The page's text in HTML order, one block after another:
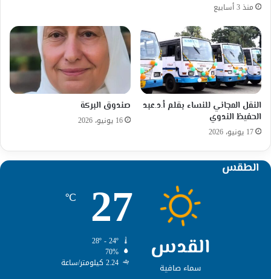
منذ 3 أسابيع
النقل المجاني للنساء بقلم أ.د.عبد
الحفيظ الندوي
17 يونيو، 2026
صندوق البركة
16 يونيو، 2026
الطقس
القدس
سماء صافية
27
℃
70%
2.24 كيلومتر/ساعة